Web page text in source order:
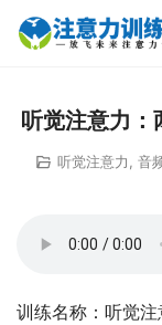
听觉注意力：
听觉注意力 音
训练名称：听觉注